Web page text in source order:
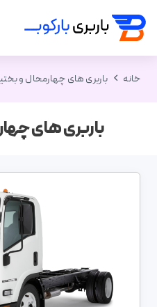
خانه باربری های چهارمحال و
باربری های